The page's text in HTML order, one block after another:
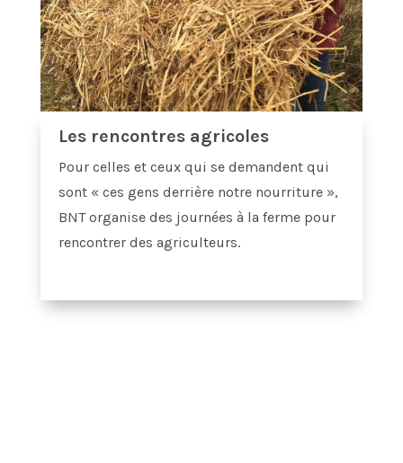
Les rencontres agricoles
Pour celles et ceux qui se demandent qui
sont « ces gens derrière notre nourriture »,
BNT organise des journées à la ferme pour
rencontrer des agriculteurs.